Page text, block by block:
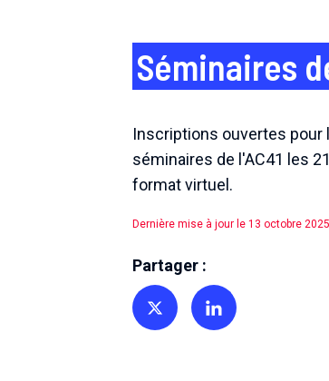
Séminaires
Inscriptions ouvertes pour
séminaires de l'AC41 les
format virtuel.
Dernière mise à jour le 13 octobre 2025
Partager :
Partager sur TwitterPartager sur Linkedin